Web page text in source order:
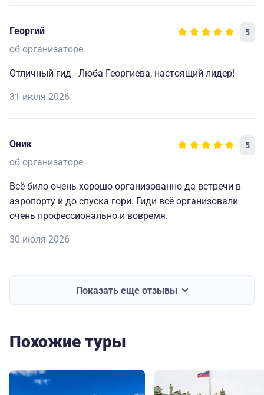
было легко и очень вкусно.
друга, песни под гитару у костра, да и все) остальное
идеально 🔥
Георгий 5
об организаторе
Отличный гид - Люба Георгиева, настоящий лидер!
31 июля 2026
Оник 5
об организаторе
Всё било очень хорошо организованно да встречи в
аэропорту и до спуска гори. Гиди всё организовали
очень профессионально и вовремя.
30 июля 2026
Показать еще отзывы
Похожие туры